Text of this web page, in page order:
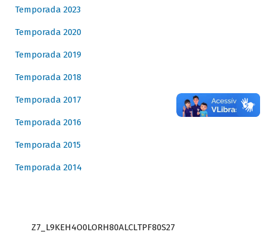
Temporada 2023
Temporada 2020
Temporada 2019
Temporada 2018
Temporada 2017
Temporada 2016
Temporada 2015
Temporada 2014
Z7_L9KEH4O0LORH80ALCLTPF80S27